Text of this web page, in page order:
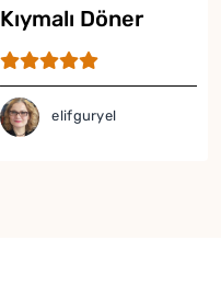
Kıymalı Döner
Tarifi
elifguryel